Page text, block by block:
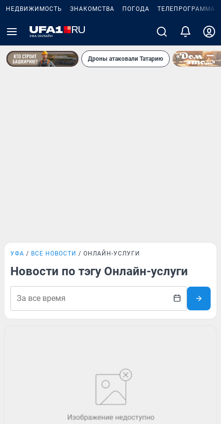
НЕДВИЖИМОСТЬ ЗНАКОМСТВА ПОГОДА ТЕЛЕПРОГРАММА
Дроны атаковали Татарию
УФА ВСЕ НОВОСТИ ОНЛАЙН-УСЛУГИ
Новости по тэгу Онлайн-услуги